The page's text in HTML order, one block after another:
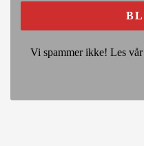
Vi spammer ikke! Les vår